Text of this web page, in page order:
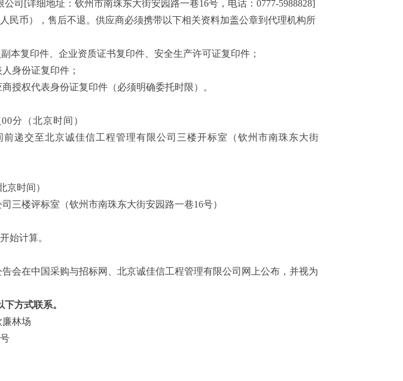
公司 [详细地址：钦州市南珠东大街安园路一巷16号，电话：0777-5988828]
民币），售后不退。 供应商必须携带以下相关资料加盖公章到代理机构所
本复印件、企业资质证书复印件、安全生产许可证复印件；
身份证复印件；
商授权代表身份证复印件（必须明确委托时限）。
分（北京时间）
前递交至北京诚佳信工程管理有限公司 三楼开标室 （钦州市南珠东大街
京时间）
三楼评标室 （钦州市南珠东大街安园路一巷16号）
始计算。
会在中国采购与招标网、北京诚佳信工程管理有限公司网
上公布，并视为
方式联系。
廉林场